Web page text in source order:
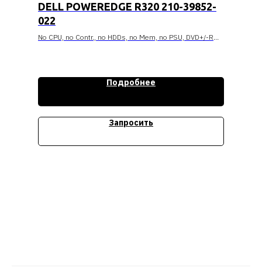
DELL POWEREDGE R320 210-39852-
022
No CPU, no Contr., no HDDs, no Mem, no PSU, DVD+/-RW,
Стоимость уточняйтеПодробнее
Запросить